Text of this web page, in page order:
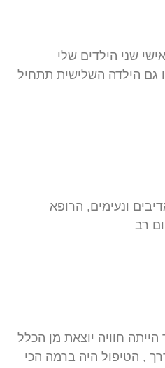
שני הילדים שלי
גם הילדה השלישית תתחיל
ונעימים, הרופא
רב
חוויה יוצאת מן הכלל
, הטיפול היה ברמה הכי